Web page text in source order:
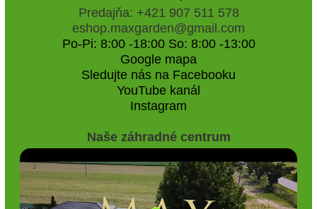
Predajňa: +421 907 511 578
eshop.maxgarden@gmail.com
Po-Pi: 8:00 -18:00 So: 8:00 -13:00
Google mapa
Sledujte nás na Facebooku
YouTube kanál
Instagram
Naše záhradné centrum